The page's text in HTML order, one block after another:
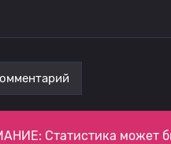
Статистика может